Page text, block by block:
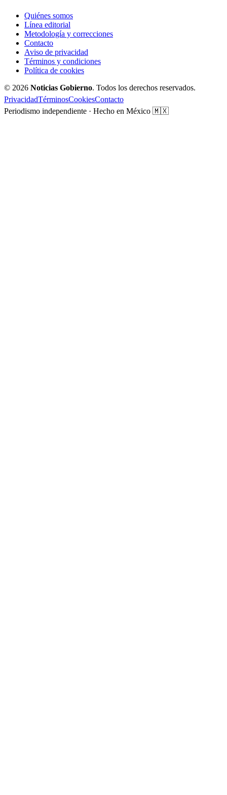
Quiénes somos
Línea editorial
Metodología y correcciones
Contacto
Aviso de privacidad
Términos y condiciones
Política de cookies
© 2026 Noticias Gobierno. Todos los derechos reservados.
PrivacidadTérminosCookiesContacto
Periodismo independiente · Hecho en México 🇲🇽